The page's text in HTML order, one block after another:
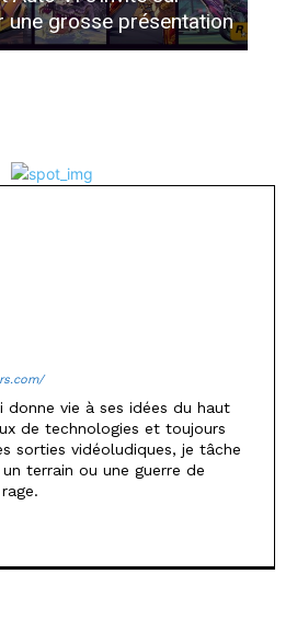
une grosse présentation
donne vie à ses idées du haut
de technologies et toujours
sorties vidéoludiques, je tâche
terrain ou une guerre de